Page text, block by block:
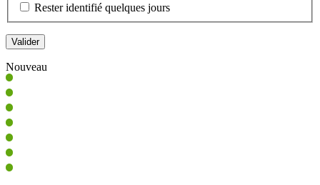
Rester identifié quelques jours
Nouveau